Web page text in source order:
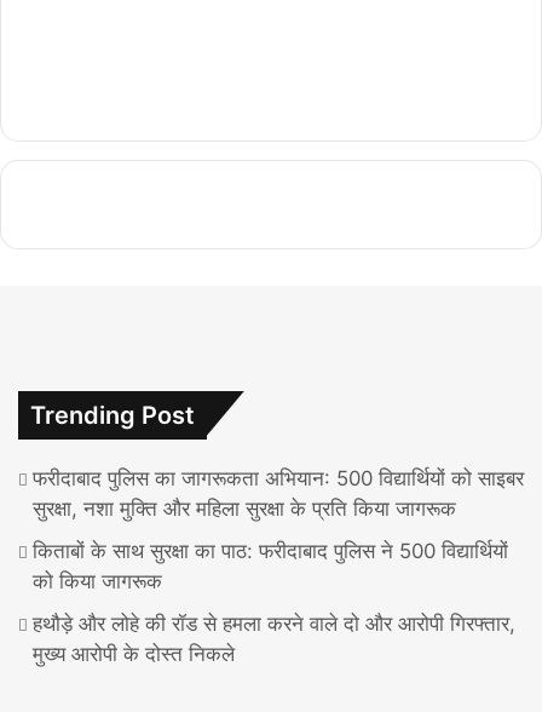
Trending Post
फरीदाबाद पुलिस का जागरूकता अभियान: 500 विद्यार्थियों को साइबर
सुरक्षा, नशा मुक्ति और महिला सुरक्षा के प्रति किया जागरूक
किताबों के साथ सुरक्षा का पाठ: फरीदाबाद पुलिस ने 500 विद्यार्थियों
को किया जागरूक
हथौड़े और लोहे की रॉड से हमला करने वाले दो और आरोपी गिरफ्तार,
मुख्य आरोपी के दोस्त निकले